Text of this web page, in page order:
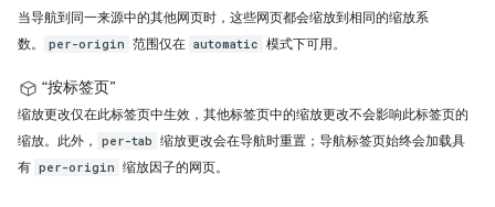
当导航到同一来源中的其他网页时，这些网页都会缩放到相同的缩放系
数。
per-origin 范围仅在 automatic 模式下可用。
“按标签页”
缩放更改仅在此标签页中生效，其他标签页中的缩放更改不会影响此标签页的
缩放。此外，
per-tab 缩放更改会在导航时重置；导航标签页始终会加载具
有 per-origin 缩放因子的网页。